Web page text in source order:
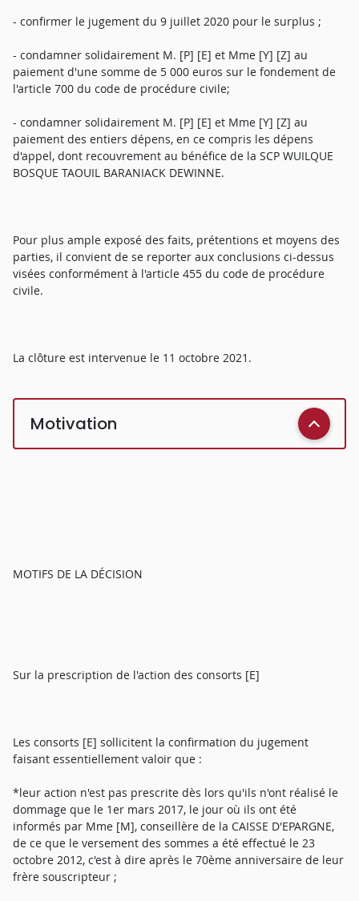
- confirmer le jugement du 9 juillet 2020 pour le surplus ;
- condamner solidairement M. [P] [E] et Mme [Y] [Z] au
paiement d'une somme de 5 000 euros sur le fondement de
l'article 700 du code de procédure civile;
- condamner solidairement M. [P] [E] et Mme [Y] [Z] au
paiement des entiers dépens, en ce compris les dépens
d'appel, dont recouvrement au bénéfice de la SCP WUILQUE
BOSQUE TAOUIL BARANIACK DEWINNE.
Pour plus ample exposé des faits, prétentions et moyens des
parties, il convient de se reporter aux conclusions ci-dessus
visées conformément à l'article 455 du code de procédure
civile.
La clôture est intervenue le 11 octobre 2021.
Motivation
MOTIFS DE LA DÉCISION
Sur la prescription de l'action des consorts [E]
Les consorts [E] sollicitent la confirmation du jugement
faisant essentiellement valoir que :
*leur action n'est pas prescrite dès lors qu'ils n'ont réalisé le
dommage que le 1er mars 2017, le jour où ils ont été
informés par Mme [M], conseillère de la CAISSE D'EPARGNE,
de ce que le versement des sommes a été effectué le 23
octobre 2012, c'est à dire après le 70ème anniversaire de leur
frère souscripteur ;